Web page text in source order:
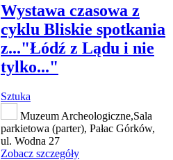
Wystawa czasowa z
cyklu Bliskie spotkania
z..."Łódź z Lądu i nie
tylko..."
Sztuka
Muzeum Archeologiczne,Sala
parkietowa (parter), Pałac Górków,
ul. Wodna 27
Zobacz szczegóły